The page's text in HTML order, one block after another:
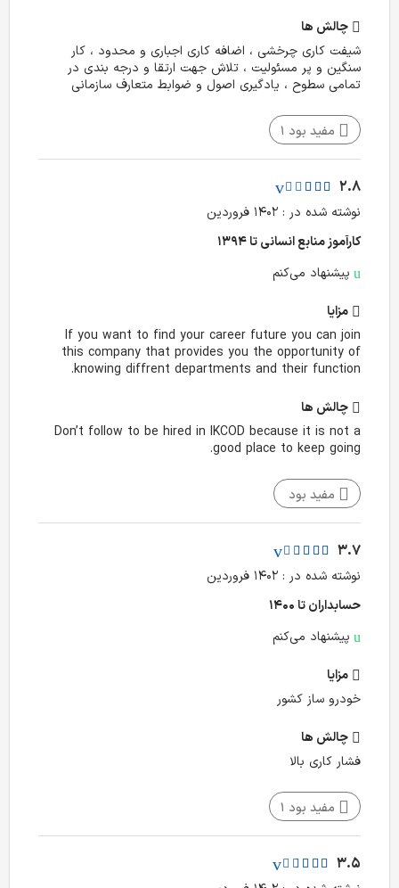
چالش‌ ها
شیفت کاری چرخشی ، اضافه کاری اجباری و محدود ، کار
سنگین و پر مسئولیت ، تلاش جهت ارتقا و درجه بندی در
تمامی سطوح ، یادگیری اصول و ضوابط متعارف سازمانی
مفید بود1
2.8
نوشته شده در : ۱۴۰۲ فروردین
کارآموز منابع انسانی تا ۱۳۹۴
پیشنهاد می‌کنم
مزایا
If you want to find your career future you can join
this company that provides you the opportunity of
knowing diffrent departments and their function.
چالش‌ ها
Don’t follow to be hired in IKCOD because it is not a
good place to keep going.
مفید بود
3.7
نوشته شده در : ۱۴۰۲ فروردین
حسابداران تا ۱۴۰۰
پیشنهاد می‌کنم
مزایا
خودرو ساز کشور
چالش‌ ها
فشار کاری بالا
مفید بود1
3.5